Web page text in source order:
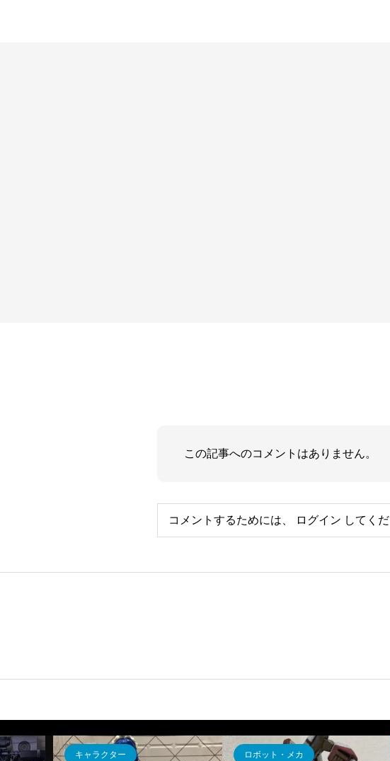
この記事へのコメントはありません。
コメントするためには、 ログイン してくだ
キャラクター ロボット・メカ